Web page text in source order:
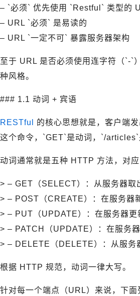
– `必须` 优先使用 `Restful` 类型的
– URL `必须` 是易读的
– URL `一定不可` 暴露服务器架构
至于 URL 是否必须使用连字符（`-`
种风格。
### 1.1 动词 + 宾语
RESTful
的核心思想就是，客户端
这个命令，`GET`是动词，`/articles`
动词通常就是五种 HTTP 方法，对
> – GET（SELECT）：从服务器取
> – POST（CREATE）：在服务器
> – PUT（UPDATE）：在服务器
> – PATCH（UPDATE）：在服务
> – DELETE（DELETE）：从服务
根据 HTTP 规范，动词一律大写。
针对每一个端点（URL）来说，下